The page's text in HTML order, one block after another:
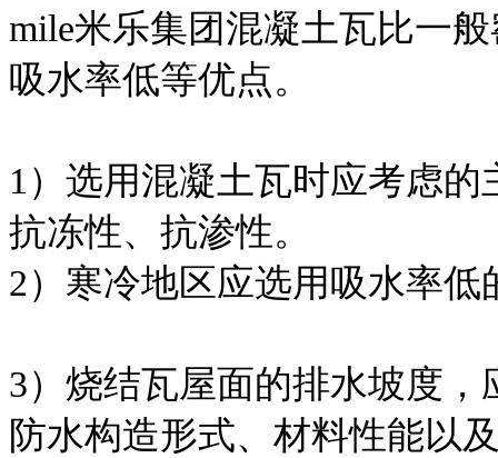
mile米乐集团混凝土瓦比一
吸水率低等优点。
1）选用混凝土瓦时应考虑
抗冻性、抗渗性。
2）寒冷地区应选用吸水率低
3）烧结瓦屋面的排水坡度
防水构造形式、材料性能以